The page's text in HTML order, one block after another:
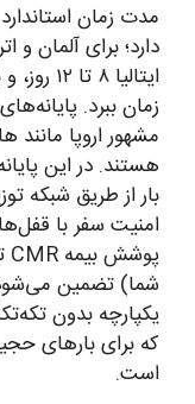
مدت زمان
زمان ببرد.
مشهور اروپا مانند
هستند. در این
بار از طریق شبکه
امنیت سفر با
شما) تضمین
یکپارچه بدون
که برای بارهای
است.